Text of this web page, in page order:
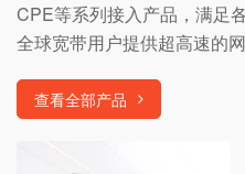
CPE等系列接入产品，满足
全球宽带用户提供超高速的网
查看全部产品